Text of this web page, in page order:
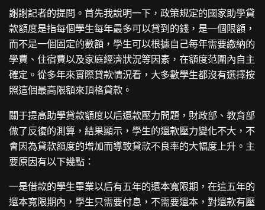
謝謝記者的提問。首先我說明一下，政策規定的國家助學貸
款額度是指每個學生每年最多可以貸到的錢，是一個限額，
而不是一個固定的數額，學生可以根據自己每年需要繳納的
學費、住宿費以及家庭經濟狀況等因素，在額度范圍內自主
確定。從多年來實際貸款情況看，大多數學生都沒有選擇按
照這個最高限額來頂格貸款。
關于提高助學貸款額度以后還款壓力問題，財政部、教育部
做了反復的測算，結果顯示，學生的還款壓力變化不大，不
會因為貸款額度的增加而導致貸款不良率的大幅度上升。主
要原因有以下幾點：
一是借款的學生畢業以后有五年的還本寬限期，在這五年的
還本寬限期內，學生只需要付息，不需要還本，對還款有壓